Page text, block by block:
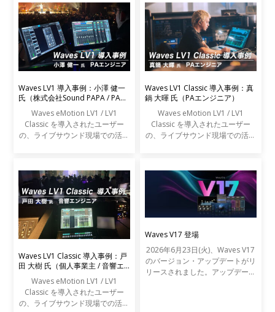
Waves LV1 導入事例：小澤 健一
氏（株式会社Sound PAPA / PAエ
Waves eMotion LV1 / LV1
Classic を導入されたユーザー
の、ライブサウンド現場での活用
Waves LV1 Classic 導入事例：真
鍋 大暉 氏（PAエンジニア）
Waves eMotion LV1 / LV1
Classic を導入されたユーザー
の、ライブサウンド現場での活用
Waves LV1 Classic 導入事例：戸
田 大樹 氏（個人事業主 / 音響エ
Waves eMotion LV1 / LV1
Classic を導入されたユーザー
の、ライブサウンド現場での活用
Waves V17 登場
2026年6月23日(火)、Waves V17
のバージョン・アップデートがリ
リースされました。アップデート